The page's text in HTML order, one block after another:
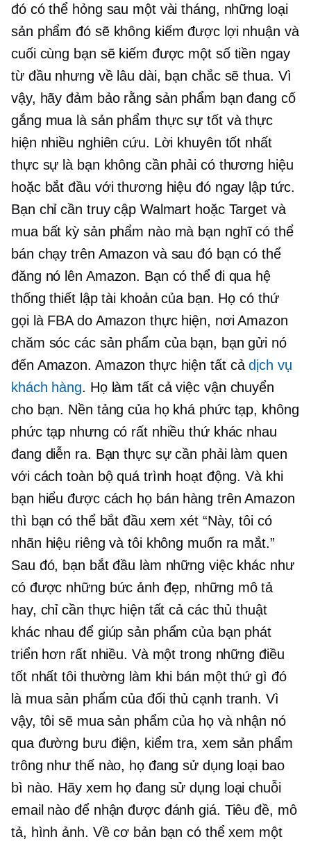
đó có thể hỏng sau một vài tháng, những loại
sản phẩm đó sẽ không kiếm được lợi nhuận và
cuối cùng bạn sẽ kiếm được một số tiền ngay
từ đầu nhưng về lâu dài, bạn chắc sẽ thua. Vì
vậy, hãy đảm bảo rằng sản phẩm bạn đang cố
gắng mua là sản phẩm thực sự tốt và thực
hiện nhiều nghiên cứu. Lời khuyên tốt nhất
thực sự là bạn không cần phải có thương hiệu
hoặc bắt đầu với thương hiệu đó ngay lập tức.
Bạn chỉ cần truy cập Walmart hoặc Target và
mua bất kỳ sản phẩm nào mà bạn nghĩ có thể
bán chạy trên Amazon và sau đó bạn có thể
đăng nó lên Amazon. Bạn có thể đi qua hệ
thống thiết lập tài khoản của bạn. Họ có thứ
gọi là FBA do Amazon thực hiện, nơi Amazon
chăm sóc các sản phẩm của bạn, bạn gửi nó
đến Amazon. Amazon thực hiện tất cảdịch vụ
khách hàng. Họ làm tất cả việc vận chuyển
cho bạn. Nền tảng của họ khá phức tạp, không
phức tạp nhưng có rất nhiều thứ khác nhau
đang diễn ra. Bạn thực sự cần phải làm quen
với cách toàn bộ quá trình hoạt động. Và khi
bạn hiểu được cách họ bán hàng trên Amazon
thì bạn có thể bắt đầu xem xét “Này, tôi có
nhãn hiệu riêng và tôi không muốn ra mắt.”
Sau đó, bạn bắt đầu làm những việc khác như
có được những bức ảnh đẹp, những mô tả
hay, chỉ cần thực hiện tất cả các thủ thuật
khác nhau để giúp sản phẩm của bạn phát
triển hơn rất nhiều. Và một trong những điều
tốt nhất tôi thường làm khi bán một thứ gì đó
là mua sản phẩm của đối thủ cạnh tranh. Vì
vậy, tôi sẽ mua sản phẩm của họ và nhận nó
qua đường bưu điện, kiểm tra, xem sản phẩm
trông như thế nào, họ đang sử dụng loại bao
bì nào. Hãy xem họ đang sử dụng loại chuỗi
email nào để nhận được đánh giá. Tiêu đề, mô
tả, hình ảnh. Về cơ bản bạn có thể xem một